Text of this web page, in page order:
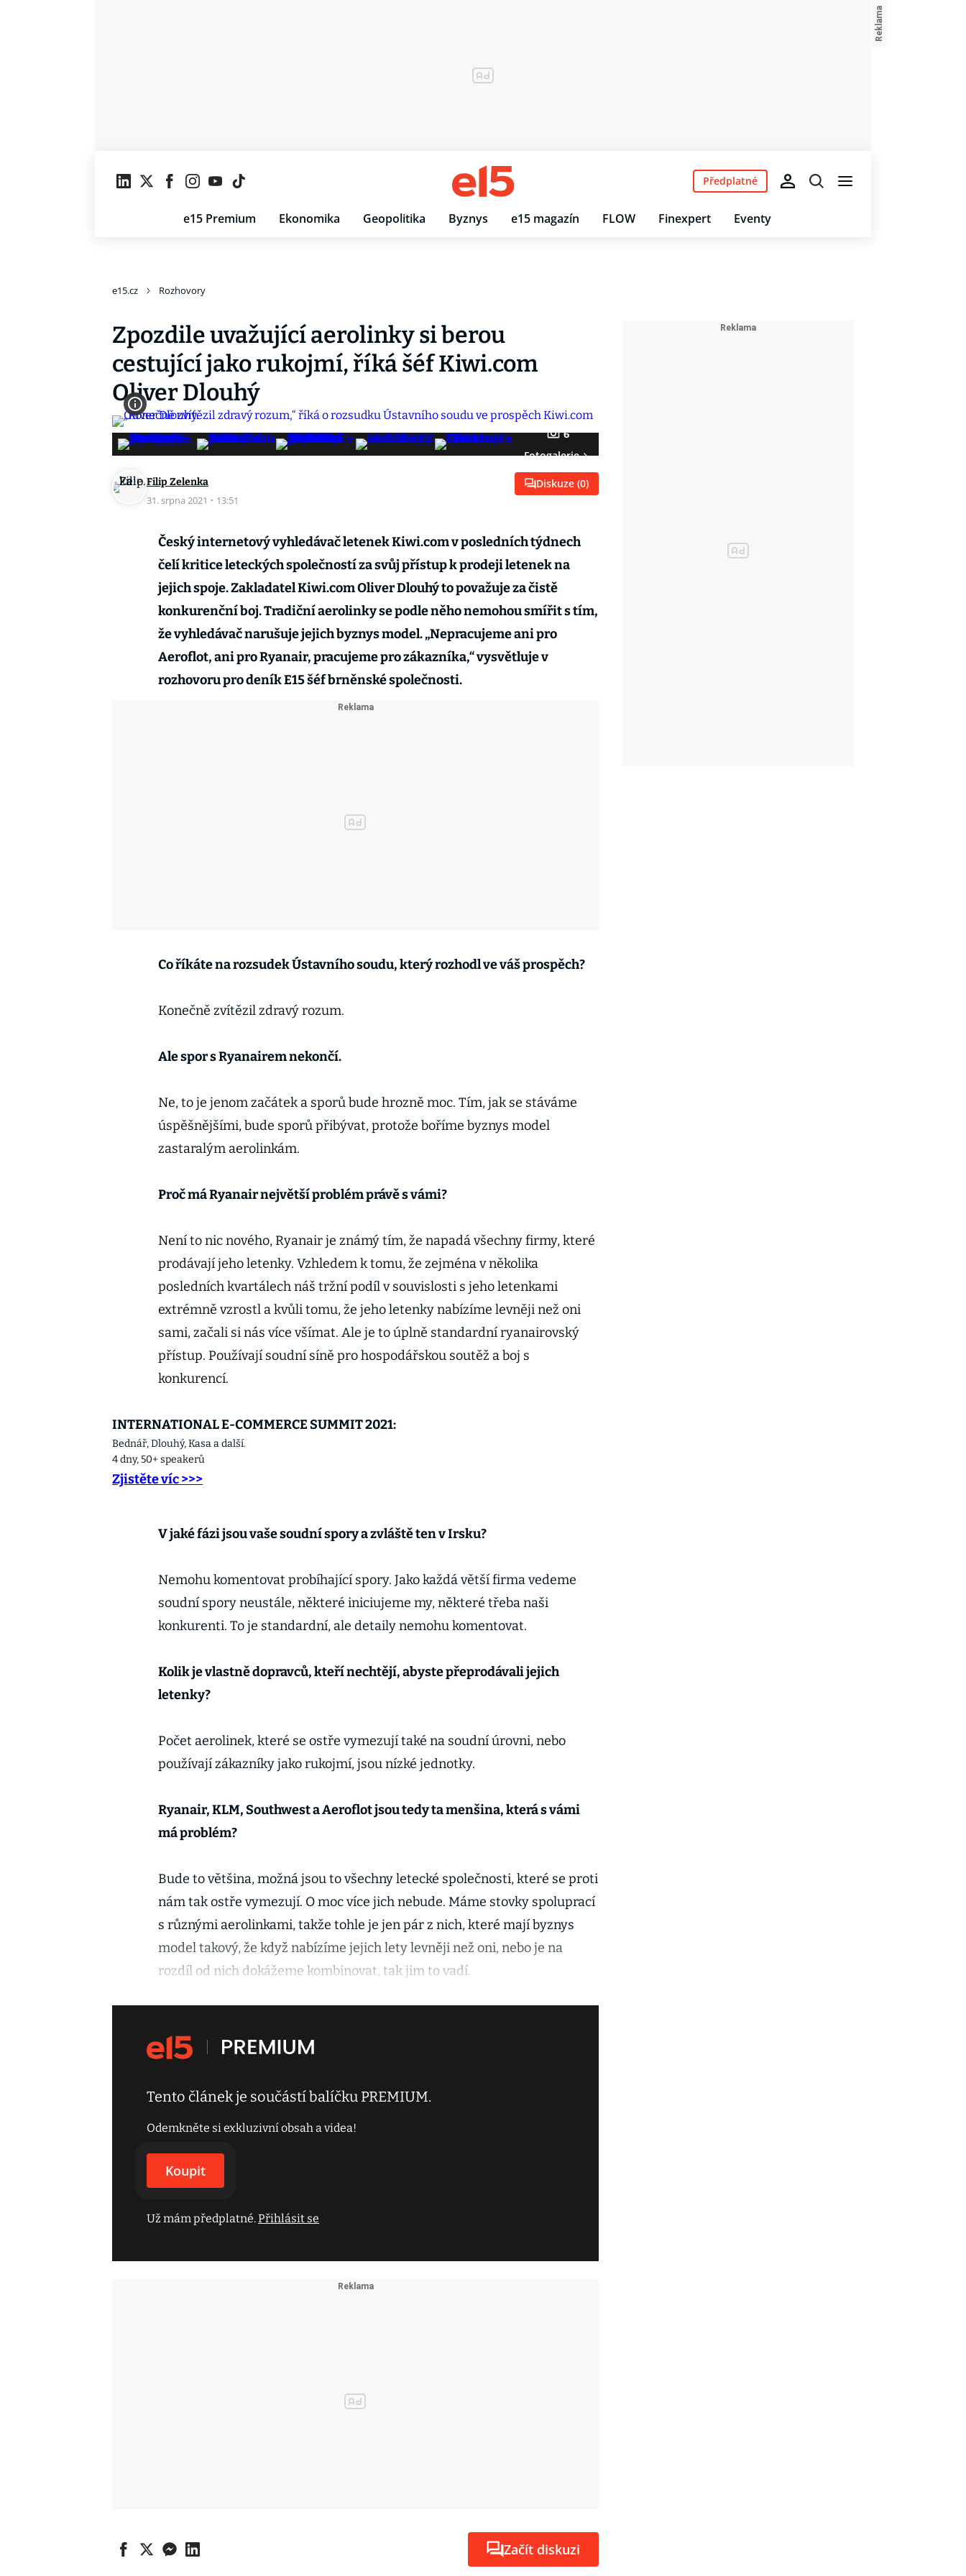
e15 Premium Ekonomika Geopolitika Byznys e15 magazín FLOW Finexpert Eventy
Předplatné
e15.cz Rozhovory
Zpozdile uvažující aerolinky si berou
cestující jako rukojmí, říká šéf Kiwi.com
Oliver Dlouhý
6
Fotogalerie
Filip Zelenka
31. srpna 2021 · 13:51
Diskuze (0)
Český internetový vyhledávač letenek Kiwi.com v posledních týdnech
čelí kritice leteckých společností za svůj přístup k prodeji letenek na
jejich spoje. Zakladatel Kiwi.com Oliver Dlouhý to považuje za čistě
konkurenční boj. Tradiční aerolinky se podle něho nemohou smířit s tím,
že vyhledávač narušuje jejich byznys model. „Nepracujeme ani pro
Aeroflot, ani pro Ryanair, pracujeme pro zákazníka,“ vysvětluje v
rozhovoru pro deník E15 šéf brněnské společnosti.
Co říkáte na rozsudek Ústavního soudu, který rozhodl ve váš prospěch?
Konečně zvítězil zdravý rozum.
Ale spor s Ryanairem nekončí.
Ne, to je jenom začátek a sporů bude hrozně moc. Tím, jak se stáváme
úspěšnějšími, bude sporů přibývat, protože boříme byznys model
zastaralým aerolinkám.
Proč má Ryanair největší problém právě s vámi?
Není to nic nového, Ryanair je známý tím, že napadá všechny firmy, které
prodávají jeho letenky. Vzhledem k tomu, že zejména v několika
posledních kvartálech náš tržní podíl v souvislosti s jeho letenkami
extrémně vzrostl a kvůli tomu, že jeho letenky nabízíme levněji než oni
sami, začali si nás více všímat. Ale je to úplně standardní ryanairovský
přístup. Používají soudní síně pro hospodářskou soutěž a boj s
konkurencí.
INTERNATIONAL E-COMMERCE SUMMIT 2021:
Bednář, Dlouhý, Kasa a další.
4 dny, 50+ speakerů
Zjistěte víc >>>
V jaké fázi jsou vaše soudní spory a zvláště ten v Irsku?
Nemohu komentovat probíhající spory. Jako každá větší firma vedeme
soudní spory neustále, některé iniciujeme my, některé třeba naši
konkurenti. To je standardní, ale detaily nemohu komentovat.
Kolik je vlastně dopravců, kteří nechtějí, abyste přeprodávali jejich
letenky?
Počet aerolinek, které se ostře vymezují také na soudní úrovni, nebo
používají zákazníky jako rukojmí, jsou nízké jednotky.
Ryanair, KLM, Southwest a Aeroflot jsou tedy ta menšina, která s vámi
má problém?
Bude to většina, možná jsou to všechny letecké společnosti, které se proti
nám tak ostře vymezují. O moc více jich nebude. Máme stovky spoluprací
s různými aerolinkami, takže tohle je jen pár z nich, které mají byznys
model takový, že když nabízíme jejich lety levněji než oni, nebo je na
rozdíl od nich dokážeme kombinovat, tak jim to vadí.
Tento článek je součástí balíčku PREMIUM.
Odemkněte si exkluzivní obsah a videa!
Koupit
Už mám předplatné.Přihlásit se
Začít diskuzi